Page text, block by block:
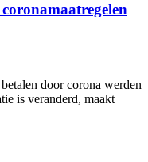
door corona werden
is veranderd, maakt